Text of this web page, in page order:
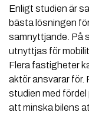
Enligt studien är
bästa lösningen
samnyttjande. På
utnyttjas för
Flera fastigheter
aktör ansvarar för.
studien med
att minska bilens